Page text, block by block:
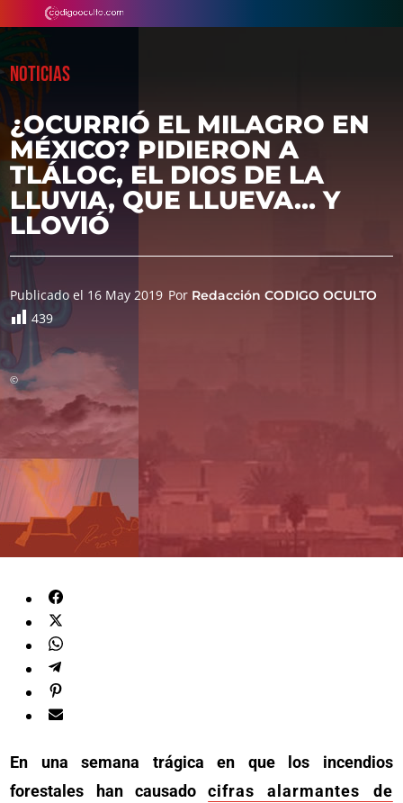
NOTICIAS
¿OCURRIÓ EL MILAGRO EN
MÉXICO? PIDIERON A
TLÁLOC, EL DIOS DE LA
LLUVIA, QUE LLUEVA… Y
LLOVIÓ
Publicado el 16 May 2019 Por Redacción CODIGO OCULTO
439
©
En una semana trágica en que los incendios
forestales han causadocifras alarmantes de